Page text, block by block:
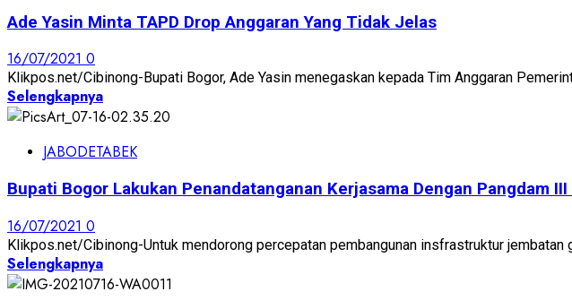
Ade Yasin Minta TAPD Drop Anggaran Yang Tidak Jelas
16/07/2021 0
Klikpos.net/Cibinong-Bupati Bogor, Ade Yasin menegaskan kepada Tim Anggaran
Selengkapnya
JABODETABEK
Bupati Bogor Lakukan Penandatanganan Kerjasama Dengan Pangdam
16/07/2021 0
Klikpos.net/Cibinong-Untuk mendorong percepatan pembangunan insfrastruktur jembatan
Selengkapnya